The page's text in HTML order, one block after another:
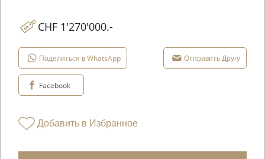
CHF 1'270'000.-
Поделиться в WhatsApp Отправить Другу
Facebook
Добавить в Избранное